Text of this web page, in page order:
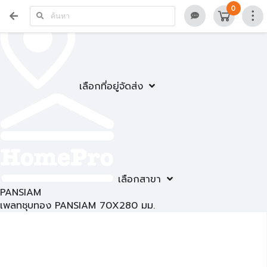
เลือกที่อยู่จัดส่ง
เลือกสาขา
0
PANSIAM
เพลทชุบทอง PANSIAM 70X280 มม.